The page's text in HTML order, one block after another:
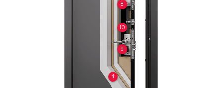
4
8
9
10